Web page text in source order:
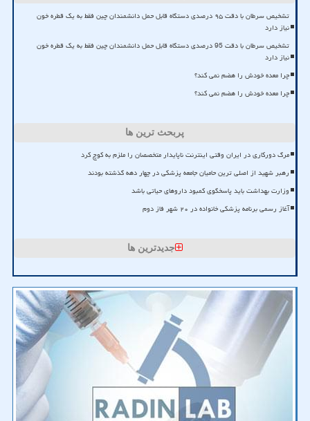
تشخیص سرطان با دقت ۹۵ درصدی دستگاه قابل حمل دانشمندان چین فقط به یک قطره خون
نیاز دارد
تشخیص سرطان با دقت 95 درصدی دستگاه قابل حمل دانشمندان چین فقط به یک قطره خون
نیاز دارد
چرا معده خودش را هضم نمی کند؟
چرا معده خودش را هضم نمی کند؟
پربحث ترین ها
مرگ دورکاری در ایران وقتی اینترنت ناپایدار متخصصان را ملزم به کوچ کرد
رهبر شهید از اصلی ترین حامیان جامعه پزشکی در چهار دهه گذشته بودند
وزارت بهداشت باید پاسخگوی کمبود داروهای حیاتی باشد
آغاز رسمی برنامه پزشکی خانواده در ۲۰ شهر فاز دوم
جدیدترین ها